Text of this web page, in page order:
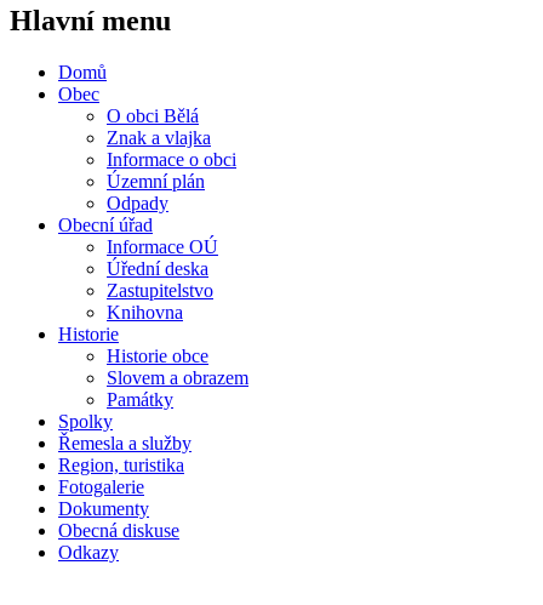
Hlavní menu
Domů
Obec
O obci Bělá
Znak a vlajka
Informace o obci
Územní plán
Odpady
Obecní úřad
Informace OÚ
Úřední deska
Zastupitelstvo
Knihovna
Historie
Historie obce
Slovem a obrazem
Památky
Spolky
Řemesla a služby
Region, turistika
Fotogalerie
Dokumenty
Obecná diskuse
Odkazy